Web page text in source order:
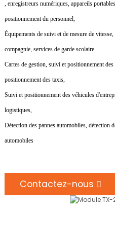
, enregistreurs numériques, appareils
positionnement du personnel,
Équipements de suivi et de mesure de
compagnie, services de garde scolaire
Cartes de gestion, suivi et positionnement
positionnement des taxis,
Suivi et positionnement des véhicules
logistiques,
Détection des pannes automobiles, détection
automobiles
Contactez-nous